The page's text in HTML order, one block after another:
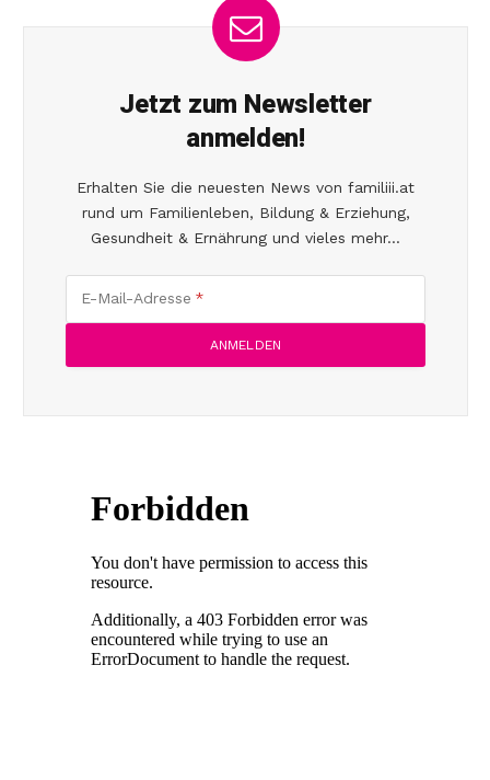
Jetzt zum Newsletter
anmelden!
Erhalten Sie die neuesten News von familiii.at
rund um Familienleben, Bildung & Erziehung,
Gesundheit & Ernährung und vieles mehr...
E-Mail-Adresse